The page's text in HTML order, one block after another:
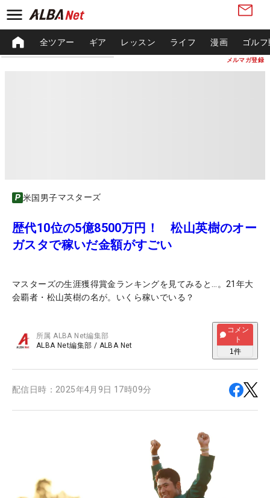
メルマガ登録
全ツアー ギア レッスン ライフ 漫画 ゴル
米国男子マスターズ
歴代10位の5億8500万円！ 松山英樹のオー
ガスタで稼いだ金額がすごい
マスターズの生涯獲得賞金ランキングを見てみると…。21年大
会覇者・松山英樹の名が。いくら稼いでいる？
所属ALBA Net編集部
ALBA Net編集部 / ALBA Net
コメン
ト
1件
配信日時： 2025年4月9日 17時09分